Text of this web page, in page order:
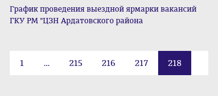
График проведения выездной ярмарки вакансий
ГКУ РМ "ЦЗН Ардатовского района
1 ... 215 216 217 218